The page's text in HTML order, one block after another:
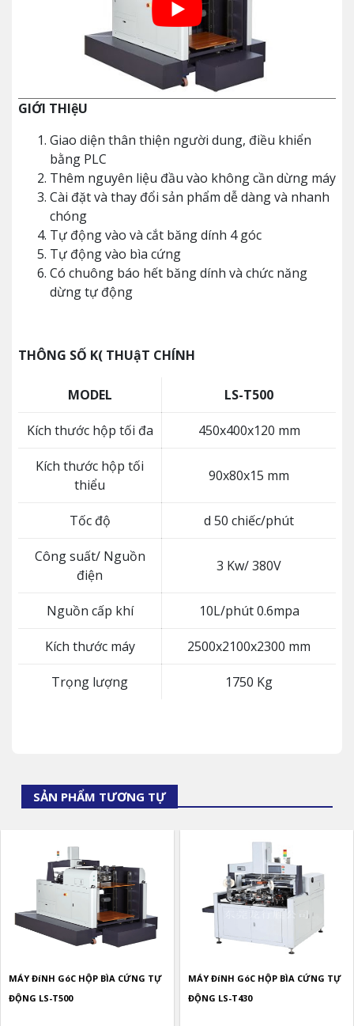
GIỚI THIệU
Giao diện thân thiện người dung, điều khiển
bằng PLC
Thêm nguyên liệu đầu vào không cần dừng máy
Cài đặt và thay đổi sản phẩm dễ dàng và nhanh
chóng
Tự động vào và cắt băng dính 4 góc
Tự động vào bìa cứng
Có chuông báo hết băng dính và chức năng
dừng tự động
THÔNG SỐ K( THUậT CHÍNH
MODEL LS-T500
Kích thước hộp tối đa 450x400x120 mm
Kích thước hộp tối
thiểu
90x80x15 mm
Tốc độ d 50 chiếc/phút
Công suất/ Nguồn
điện
3 Kw/ 380V
Nguồn cấp khí 10L/phút 0.6mpa
Kích thước máy 2500x2100x2300 mm
Trọng lượng 1750 Kg
SẢN PHẨM TƯƠNG TỰ
MÁY ĐíNH GóC HỘP BÌA CỨNG TỰ
ĐỘNG LS-T500
MÁY ĐíNH GóC HỘP BÌA CỨNG TỰ
ĐỘNG LS-T430